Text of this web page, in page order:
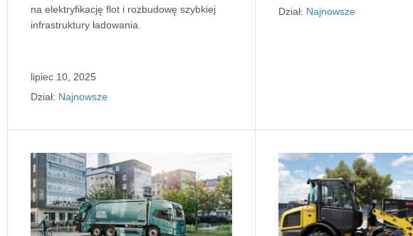
na elektryfikację flot i rozbudowę szybkiej
infrastruktury ładowania.
lipiec 10, 2025
Dział: Najnowsze
Dział: Najnowsze